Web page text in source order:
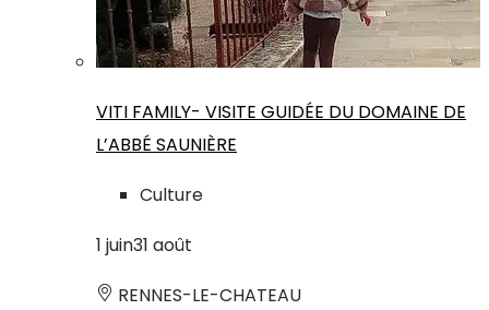
VITI FAMILY- VISITE GUIDÉE DU DOMAINE DE
L’ABBÉ SAUNIÈRE
Culture
1 juin31 août
RENNES-LE-CHATEAU